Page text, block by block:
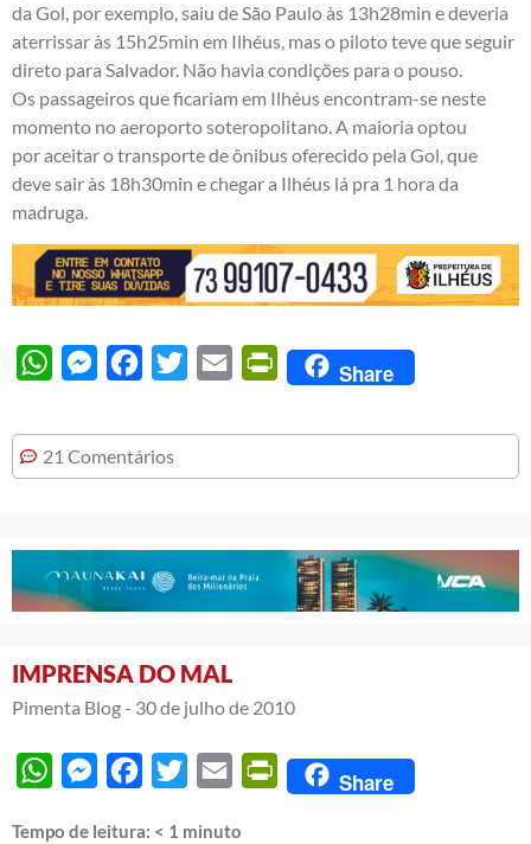
da Gol, por exemplo, saiu de São Paulo às 13h28min e deveria
aterrissar às 15h25min em Ilhéus, mas o piloto teve que seguir
direto para Salvador. Não havia condições para o pouso.
Os passageiros que ficariam em Ilhéus encontram-se neste
momento no aeroporto soteropolitano. A maioria optou
por aceitar o transporte de ônibus oferecido pela Gol, que
deve sair às 18h30min e chegar a Ilhéus lá pra 1 hora da
madruga.
WhatsAppMessengerFacebook
Twitter Email PrintFriendly
Share
21 Comentários
IMPRENSA DO MAL
Pimenta Blog - 30 de julho de 2010
WhatsAppMessengerFacebook
Twitter Email PrintFriendly
Share
Tempo de leitura: < 1 minuto